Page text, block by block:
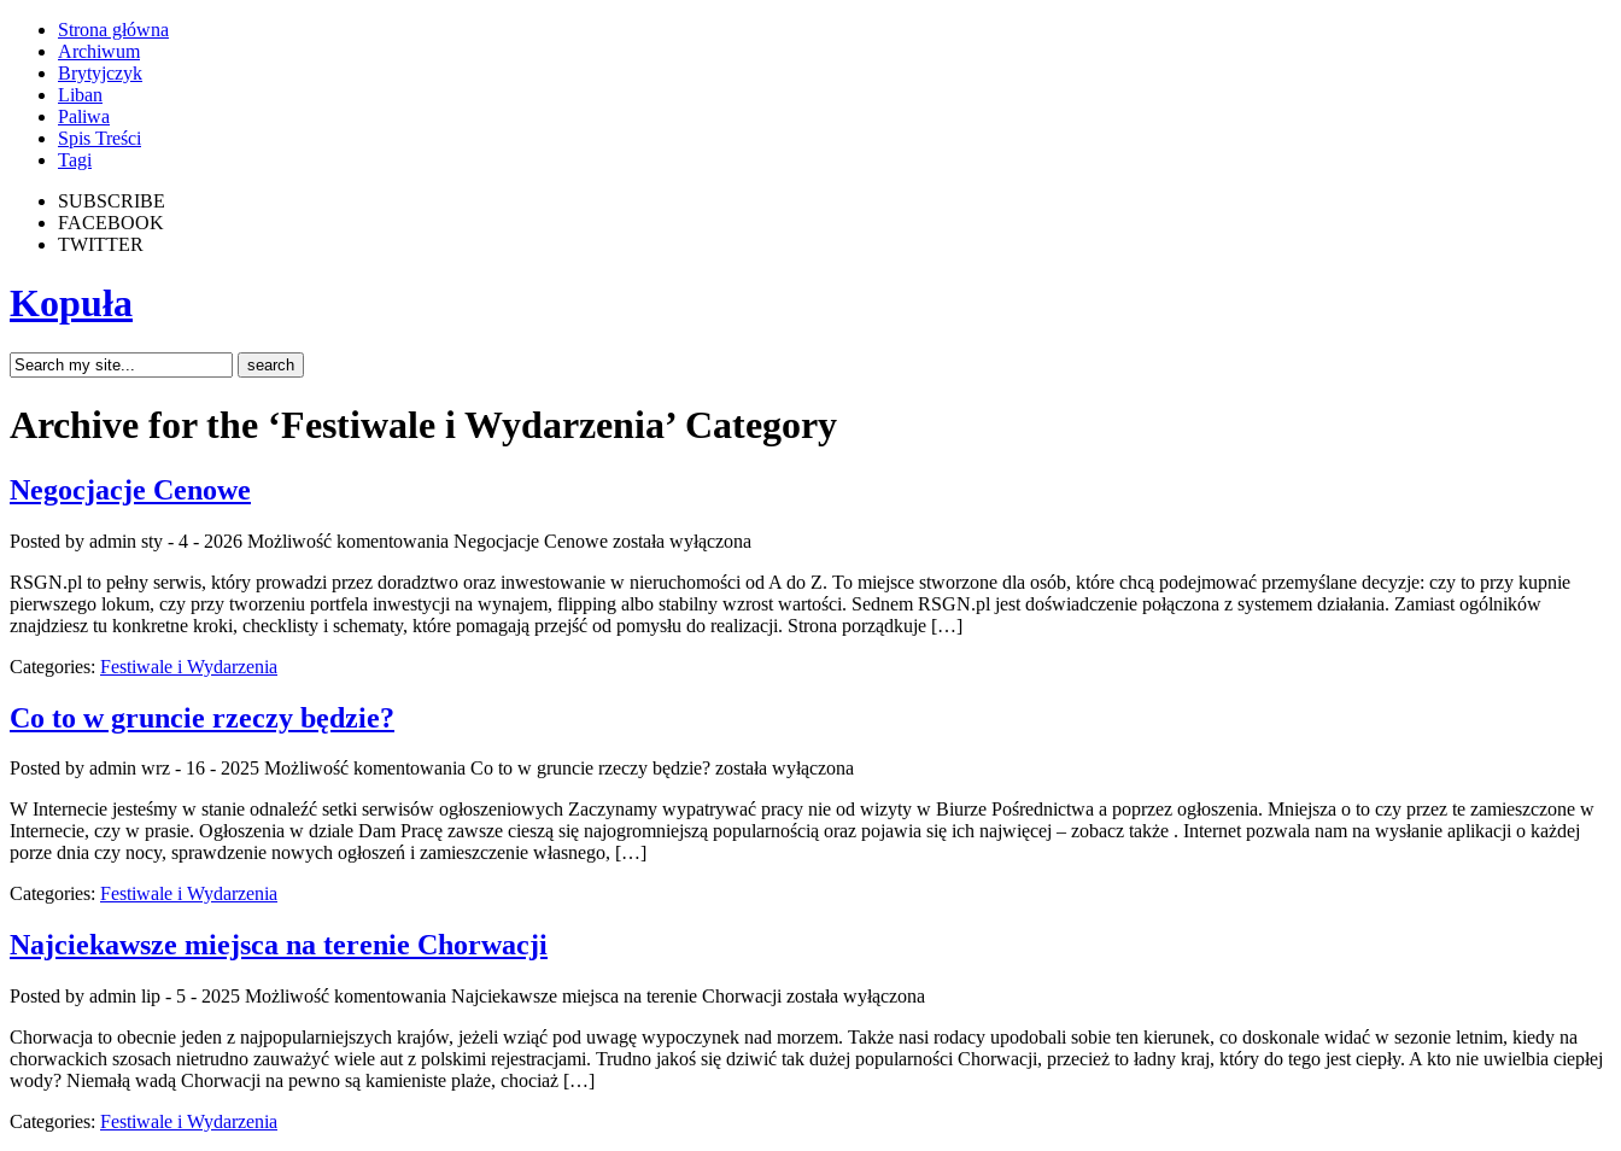
Strona główna
Archiwum
Brytyjczyk
Liban
Paliwa
Spis Treści
Tagi
SUBSCRIBE
FACEBOOK
TWITTER
Kopuła
Archive for the ‘Festiwale i Wydarzenia’ Category
Negocjacje Cenowe
Posted by admin sty - 4 - 2026 Możliwość komentowania Negocjacje Cenowe została wyłączona
RSGN.pl to pełny serwis, który prowadzi przez doradztwo oraz inwestowanie w nieruchomości od A do Z. To miejsce stworzone dla osób, które chcą podejmować przemyślane decyzje: czy to przy kupnie
pierwszego lokum, czy przy tworzeniu portfela inwestycji na wynajem, flipping albo stabilny wzrost wartości. Sednem RSGN.pl jest doświadczenie połączona z systemem działania. Zamiast ogólników
znajdziesz tu konkretne kroki, checklisty i schematy, które pomagają przejść od pomysłu do realizacji. Strona porządkuje […]
Categories: Festiwale i Wydarzenia
Co to w gruncie rzeczy będzie?
Posted by admin wrz - 16 - 2025 Możliwość komentowania Co to w gruncie rzeczy będzie? została wyłączona
W Internecie jesteśmy w stanie odnaleźć setki serwisów ogłoszeniowych Zaczynamy wypatrywać pracy nie od wizyty w Biurze Pośrednictwa a poprzez ogłoszenia. Mniejsza o to czy przez te zamieszczone w
Internecie, czy w prasie. Ogłoszenia w dziale Dam Pracę zawsze cieszą się najogromniejszą popularnością oraz pojawia się ich najwięcej – zobacz także . Internet pozwala nam na wysłanie aplikacji o każdej
porze dnia czy nocy, sprawdzenie nowych ogłoszeń i zamieszczenie własnego, […]
Categories: Festiwale i Wydarzenia
Najciekawsze miejsca na terenie Chorwacji
Posted by admin lip - 5 - 2025 Możliwość komentowania Najciekawsze miejsca na terenie Chorwacji została wyłączona
Chorwacja to obecnie jeden z najpopularniejszych krajów, jeżeli wziąć pod uwagę wypoczynek nad morzem. Także nasi rodacy upodobali sobie ten kierunek, co doskonale widać w sezonie letnim, kiedy na
chorwackich szosach nietrudno zauważyć wiele aut z polskimi rejestracjami. Trudno jakoś się dziwić tak dużej popularności Chorwacji, przecież to ładny kraj, który do tego jest ciepły. A kto nie uwielbia ciepłej
wody? Niemałą wadą Chorwacji na pewno są kamieniste plaże, chociaż […]
Categories: Festiwale i Wydarzenia